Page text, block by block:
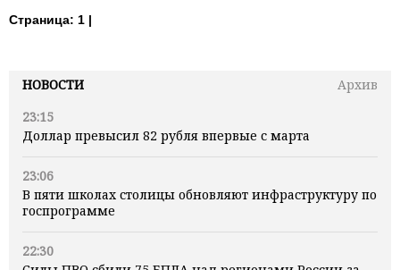
НОВОСТИ
Архив
23:15
Доллар превысил 82 рубля впервые с марта
23:06
В пяти школах столицы обновляют инфраструктуру по
госпрограмме
22:30
Страница: 1 |